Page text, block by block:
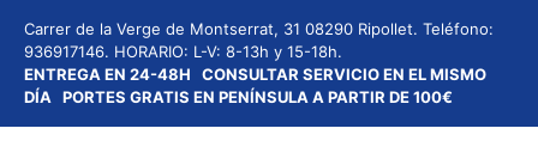
contenido
Carrer de la Verge de Montserrat, 31 08290 Ripollet. Teléfono:
936917146. HORARIO: L-V: 8-13h y 15-18h.
ENTREGA EN 24-48H CONSULTAR SERVICIO EN EL MISMO
DÍA PORTES GRATIS EN PENÍNSULA A PARTIR DE 100€